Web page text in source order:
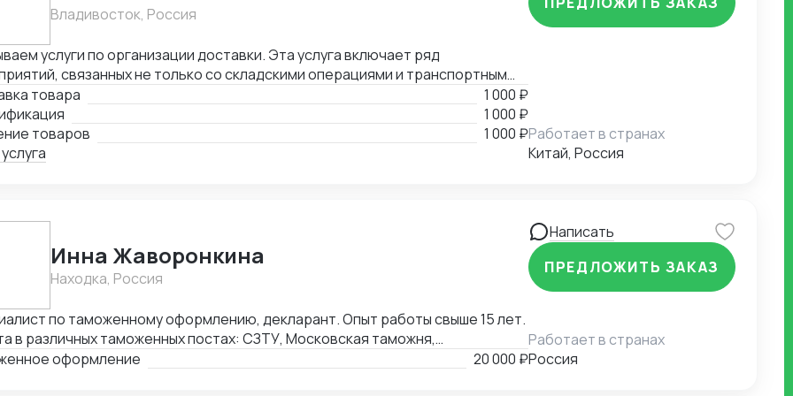
Владивосток, Россия
услуги по организации доставки. Эта услуга включает ряд
связанных не только со складскими операциями и транспортным
В нее также входит таможенное оформление, помощь в
необходимой сопроводительной и разрешительной документации.
товара
1 000 ₽
1 000 ₽
товаров
1 000 ₽Работает в странах
Китай, Россия
Инна Жаворонкина
Находка, Россия
по таможенному оформлению, декларант. Опыт работы свыше 15 лет.
в различных таможенных постах: СЗТУ, Московская таможня,
таможня, Алтайская таможня, Уссурийская таможня,
оформление 20 000 ₽
Написать
ПРЕДЛОЖИТЬ ЗАКАЗ
Работает в странах
Россия